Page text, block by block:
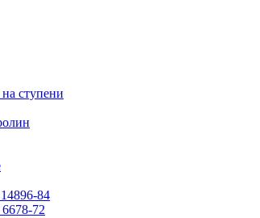
ступени
84
72